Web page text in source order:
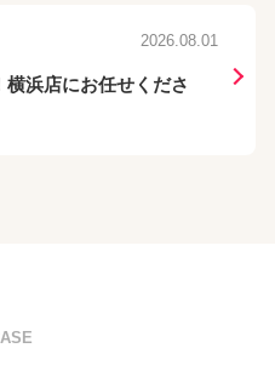
2026.08.01
浜店にお任せくださ